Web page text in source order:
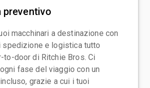
preventivo
macchinari a destinazione con
spedizione e logistica tutto
to-door di Ritchie Bros. Ci
fase del viaggio con un
grazie a cui i tuoi